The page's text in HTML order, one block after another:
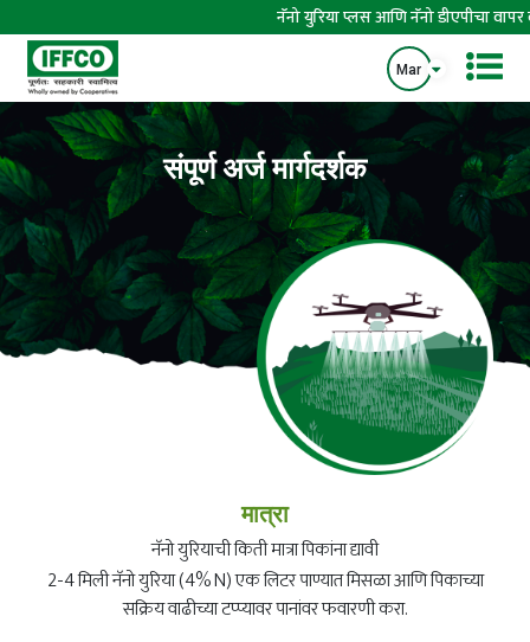
नॅनो युरिया प्लस आणि नॅनो डीएपीचा वापर
Mar
संपूर्ण अर्ज मार्गदर्शक
मात्रा
नॅनो युरियाची किती मात्रा पिकांना द्यावी
2-4 मिली नॅनो युरिया (4% N) एक लिटर पाण्यात मिसळा आणि पिकाच्या
सक्रिय वाढीच्या टप्प्यावर पानांवर फवारणी करा.